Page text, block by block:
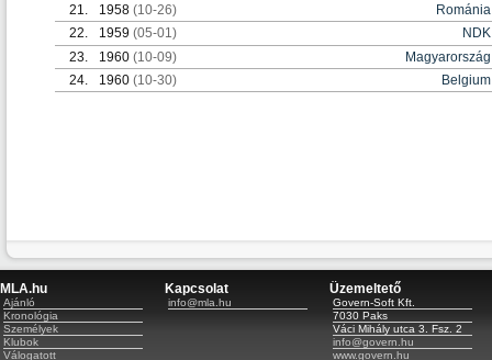
21.
1958 (10-26)
Románia
22.
1959 (05-01)
NDK
23.
1960 (10-09)
Magyarország
24.
1960 (10-30) Belgium
MLA.hu
Ajánló
Kronológia
Személyek
Klubok
Válogatott
Kapcsolat
info@mla.hu
Üzemeltető
Govern-Soft Kft.
7030 Paks
Váci Mihály utca 3. Fsz. 2
info@govern.hu
www.govern.hu